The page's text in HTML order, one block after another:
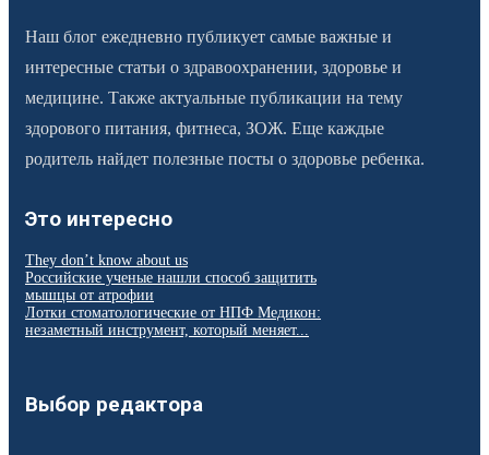
Наш блог ежедневно публикует самые важные и
интересные статьи о здравоохранении, здоровье и
медицине. Также актуальные публикации на тему
здорового питания, фитнеса, ЗОЖ. Еще каждые
родитель найдет полезные посты о здоровье ребенка.
Это интересно
They don’t know about us
Российские ученые нашли способ защитить
мышцы от атрофии
Лотки стоматологические от НПФ Медикон:
незаметный инструмент, который меняет...
Выбор редактора